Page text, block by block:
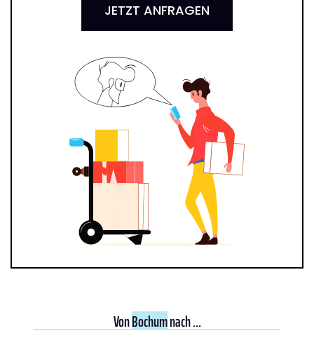
JETZT ANFRAGEN
VonBochumnach ...